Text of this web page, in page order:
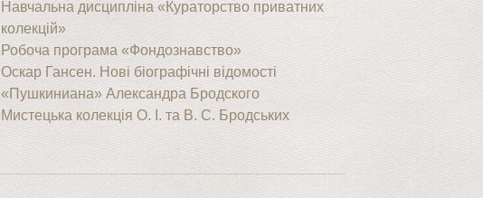
Навчальна дисципліна «Кураторство приватних
колекцій»
Робоча програма «Фондознавство»
Оскар Гансен. Нові біографічні відомості
«Пушкиниана» Александра Бродского
Мистецька колекція О. І. та В. С. Бродських